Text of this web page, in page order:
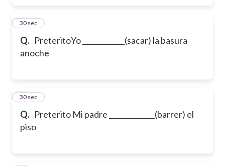
Q. PreteritoYo ____________(sacar) la basura
anoche
23
30 sec
Q. Preterito Mi padre _____________(barrer) el
piso
24
30 sec